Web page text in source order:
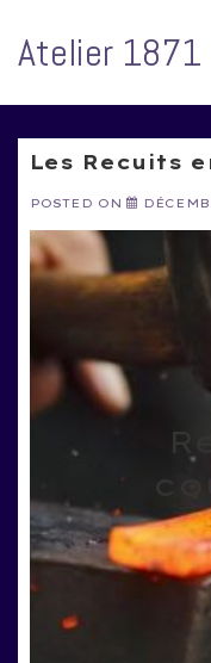
contenu
Atelier 1871
Navigation
Les Recuits
POSTED ON